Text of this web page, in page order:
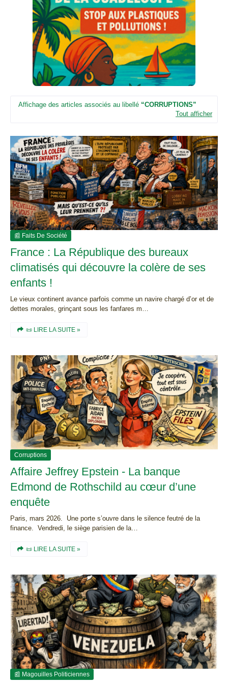
n
e
u
n
e
d
e
t
é
v
i
o
n
Affichage des articles associés au libellé
CORRUPTIONS
Tout afficher
📰 Faits De Société
France : La République des bureaux
climatisés qui découvre la colère de ses
enfants !
Le vieux continent avance parfois comme un navire chargé d’or et de
dettes morales, grinçant sous les fanfares m…
📜 LIRE LA SUITE »
Corruptions
Affaire Jeffrey Epstein - La banque
Edmond de Rothschild au cœur d’une
enquête
Paris, mars 2026. Une porte s’ouvre dans le silence feutré de la
finance. Vendredi, le siège parisien de la…
📜 LIRE LA SUITE »
📰 Magouilles Politiciennes